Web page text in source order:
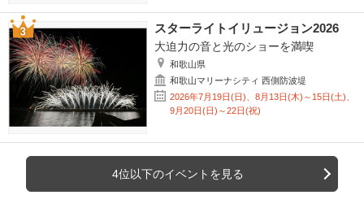
スターライトイリュージョン2026
大迫力の音と光のショーを満喫
和歌山県
和歌山マリーナシティ 西側防波堤
2026年7月19日(日)、8月13日(木)～15日(土)、
9月20日(日)～22日(祝)
4位以下のイベントを見る